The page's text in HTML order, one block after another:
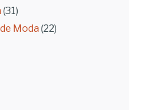
(31)
Moda (22)